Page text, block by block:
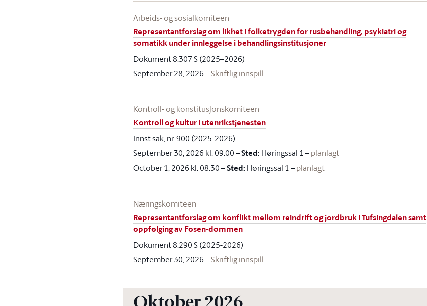
Arbeids- og sosialkomiteen
Representantforslag om likhet i folketrygden for rusbehandling, psykiatri og
somatikk under innleggelse i behandlingsinstitusjoner
Dokument 8:307 S (2025–2026)
September 28, 2026–Skriftlig innspill
Kontroll- og konstitusjonskomiteen
Kontroll og kultur i utenrikstjenesten
Innst.sak, nr. 900 (2025-2026)
September 30, 2026 kl. 09.00–Sted: Høringssal 1–planlagt
October 1, 2026 kl. 08.30–Sted: Høringssal 1–planlagt
Næringskomiteen
Representantforslag om konflikt mellom reindrift og jordbruk i Tufsingdalen samt
oppfølging av Fosen-dommen
Dokument 8:290 S (2025-2026)
September 30, 2026–Skriftlig innspill